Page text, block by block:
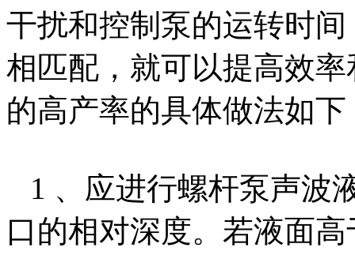
干扰和控制泵的运转时
相匹配，就可以提高效
的高产率的具体做法如下
1 、应进行螺杆泵声波
口的相对深度。若液面